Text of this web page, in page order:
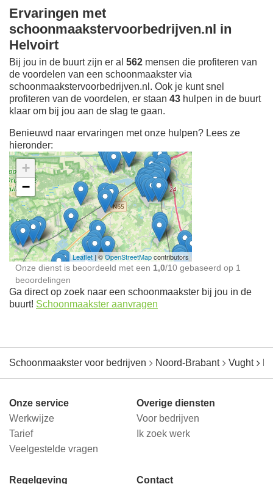
Ervaringen met
schoonmaakstervoorbedrijven.nl in
Helvoirt
Bij jou in de buurt zijn er al 562 mensen die profiteren van
de voordelen van een schoonmaakster via
schoonmaakstervoorbedrijven.nl. Ook je kunt snel
profiteren van de voordelen, er staan 43 hulpen in de buurt
klaar om bij jou aan de slag te gaan.
Benieuwd naar ervaringen met onze hulpen? Lees ze
hieronder:
Ontdek meer ervaringen
Schoonmaakster bij
jou in de buurt
+
−
Leaflet | ©OpenStreetMapcontributors
Onze dienst is beoordeeld met een 1,0/10 gebaseerd op 1
beoordelingen
Ga direct op zoek naar een schoonmaakster bij jou in de
buurt! Schoonmaakster aanvragen
Schoonmaakster voor bedrijven Noord-Brabant Vught
Onze service
Werkwijze
Tarief
Veelgestelde vragen
Overige diensten
Voor bedrijven
Ik zoek werk
Regelgeving Contact